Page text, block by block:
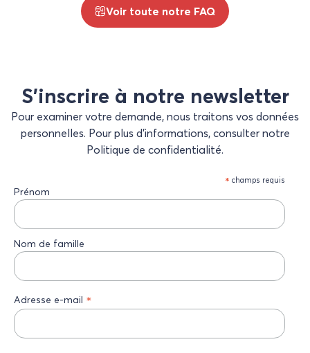
Voir toute notre FAQ
S’inscrire à notre newsletter
Pour examiner votre demande, nous traitons vos données
personnelles. Pour plus d’informations, consulter notre
Politique de confidentialité.
* champs requis
Prénom
Nom de famille
Adresse e-mail *